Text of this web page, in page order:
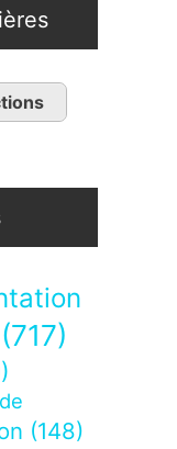
(717)
(148)